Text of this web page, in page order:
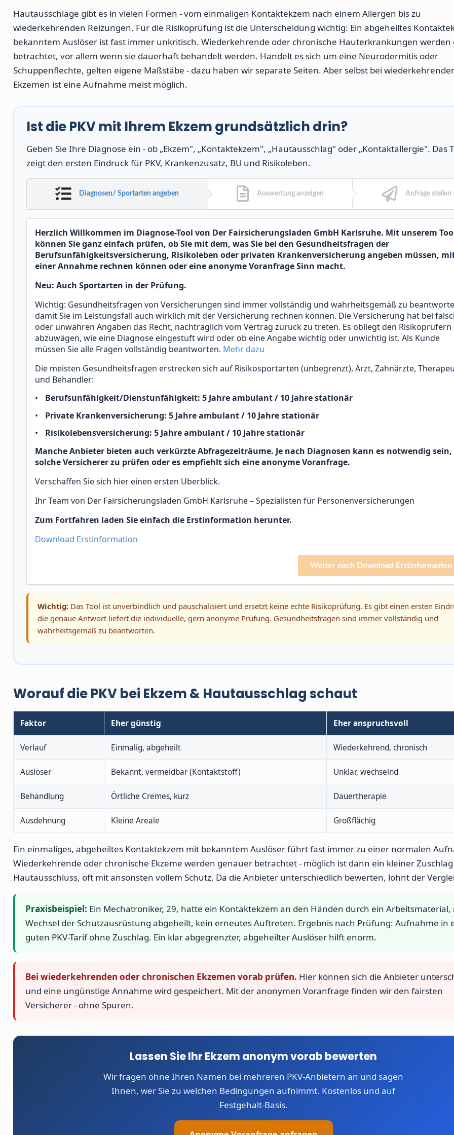
Hautausschläge gibt es in vielen Formen - vom einmaligen Kontaktekzem nach einem Allergen bis zu
wiederkehrenden Reizungen. Für die Risikoprüfung ist die Unterscheidung wichtig: Ein abgeheiltes
bekanntem Auslöser ist fast immer unkritisch. Wiederkehrende oder chronische Hauterkrankungen
betrachtet, vor allem wenn sie dauerhaft behandelt werden. Handelt es sich um eine Neurodermitis oder
Schuppenflechte, gelten eigene Maßstäbe - dazu haben wir separate Seiten. Aber selbst bei
Ekzemen ist eine Aufnahme meist möglich.
Ist die PKV mit Ihrem Ekzem grundsätzlich drin?
Geben Sie Ihre Diagnose ein - ob „Ekzem", „Kontaktekzem", „Hautausschlag" oder „Kontaktallergie". Das
zeigt den ersten Eindruck für PKV, Krankenzusatz, BU und Risikoleben.
Diagnosen/ Sportarten angeben Auswertung anzeigen Anfrage stellen
Herzlich Willkommen im Diagnose-Tool von Der Fairsicherungsladen GmbH Karlsruhe. Mit unserem
können Sie ganz einfach prüfen, ob Sie mit dem, was Sie bei den Gesundheitsfragen der
Berufsunfähigkeitsversicherung, Risikoleben oder privaten Krankenversicherung angeben müssen,
einer Annahme rechnen können oder eine anonyme Voranfrage Sinn macht.
Neu: Auch Sportarten in der Prüfung.
Wichtig: Gesundheitsfragen von Versicherungen sind immer vollständig und wahrheitsgemäß zu
damit Sie im Leistungsfall auch wirklich mit der Versicherung rechnen können. Die Versicherung hat bei
oder unwahren Angaben das Recht, nachträglich vom Vertrag zurück zu treten. Es obliegt den Risikoprüfern
abzuwägen, wie eine Diagnose eingestuft wird oder ob eine Angabe wichtig oder unwichtig ist. Als Kunde
müssen Sie alle Fragen vollständig beantworten. Mehr dazu
Die meisten Gesundheitsfragen erstrecken sich auf Risikosportarten (unbegrenzt), Ärzt, Zahnärzte,
und Behandler:
Berufsunfähigkeit/Dienstunfähigkeit: 5 Jahre ambulant / 10 Jahre stationär
Private Krankenversicherung: 5 Jahre ambulant / 10 Jahre stationär
Risikolebensversicherung: 5 Jahre ambulant / 10 Jahre stationär
Manche Anbieter bieten auch verkürzte Abfragezeiträume. Je nach Diagnosen kann es notwendig sein,
solche Versicherer zu prüfen oder es empfiehlt sich eine anonyme Voranfrage.
Verschaffen Sie sich hier einen ersten Überblick.
Ihr Team von Der Fairsicherungsladen GmbH Karlsruhe – Spezialisten für Personenversicherungen
Zum Fortfahren laden Sie einfach die Erstinformation herunter.
Download Erstinformation
Weiter nach Download Erstinformation
Wichtig: Das Tool ist unverbindlich und pauschalisiert und ersetzt keine echte Risikoprüfung. Es gibt einen ersten
die genaue Antwort liefert die individuelle, gern anonyme Prüfung. Gesundheitsfragen sind immer vollständig und
wahrheitsgemäß zu beantworten.
Worauf die PKV bei Ekzem & Hautausschlag schaut
Faktor Eher günstig Eher anspruchsvoll
Verlauf Einmalig, abgeheilt Wiederkehrend, chronisch
Auslöser Bekannt, vermeidbar (Kontaktstoff) Unklar, wechselnd
Behandlung Örtliche Cremes, kurz Dauertherapie
Ausdehnung Kleine Areale Großflächig
Ein einmaliges, abgeheiltes Kontaktekzem mit bekanntem Auslöser führt fast immer zu einer normalen
Wiederkehrende oder chronische Ekzeme werden genauer betrachtet - möglich ist dann ein kleiner
Hautausschluss, oft mit ansonsten vollem Schutz. Da die Anbieter unterschiedlich bewerten, lohnt der
Praxisbeispiel: Ein Mechatroniker, 29, hatte ein Kontaktekzem an den Händen durch ein Arbeitsmaterial,
Wechsel der Schutzausrüstung abgeheilt, kein erneutes Auftreten. Ergebnis nach Prüfung: Aufnahme in
guten PKV-Tarif ohne Zuschlag. Ein klar abgegrenzter, abgeheilter Auslöser hilft enorm.
Bei wiederkehrenden oder chronischen Ekzemen vorab prüfen. Hier können sich die Anbieter
und eine ungünstige Annahme wird gespeichert. Mit der anonymen Voranfrage finden wir den fairsten
Versicherer - ohne Spuren.
Lassen Sie Ihr Ekzem anonym vorab bewerten
Wir fragen ohne Ihren Namen bei mehreren PKV-Anbietern an und sagen
Ihnen, wer Sie zu welchen Bedingungen aufnimmt. Kostenlos und auf
Festgehalt-Basis.